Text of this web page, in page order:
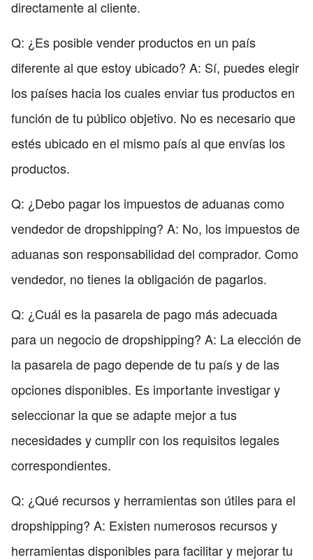
directamente al cliente.
Q: ¿Es posible vender productos en un país
diferente al que estoy ubicado? A: Sí, puedes elegir
los países hacia los cuales enviar tus productos en
función de tu público objetivo. No es necesario que
estés ubicado en el mismo país al que envías los
productos.
Q: ¿Debo pagar los impuestos de aduanas como
vendedor de dropshipping? A: No, los impuestos de
aduanas son responsabilidad del comprador. Como
vendedor, no tienes la obligación de pagarlos.
Q: ¿Cuál es la pasarela de pago más adecuada
para un negocio de dropshipping? A: La elección de
la pasarela de pago depende de tu país y de las
opciones disponibles. Es importante investigar y
seleccionar la que se adapte mejor a tus
necesidades y cumplir con los requisitos legales
correspondientes.
Q: ¿Qué recursos y herramientas son útiles para el
dropshipping? A: Existen numerosos recursos y
herramientas disponibles para facilitar y mejorar tu